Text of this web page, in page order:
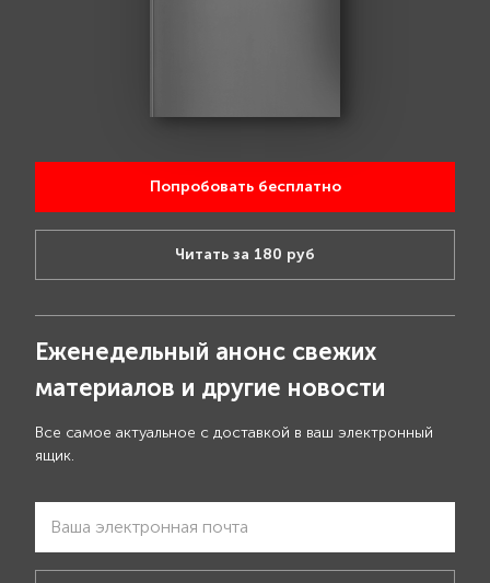
Попробовать бесплатно
Читать за 180 руб
Еженедельный анонс свежих
материалов и другие новости
Все самое актуальное с доставкой в ваш электронный
ящик.